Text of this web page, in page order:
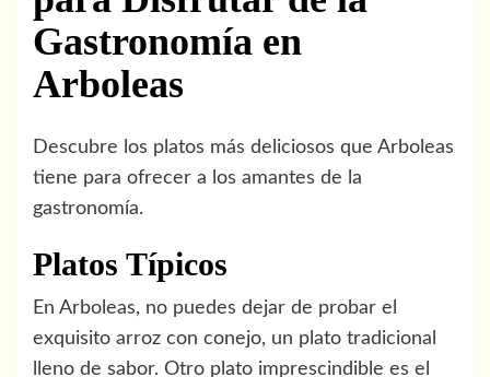
Gastronomía en
Arboleas
Descubre los platos más deliciosos que Arboleas
tiene para ofrecer a los amantes de la
gastronomía.
Platos Típicos
En Arboleas, no puedes dejar de probar el
exquisito arroz con conejo, un plato tradicional
lleno de sabor. Otro plato imprescindible es el